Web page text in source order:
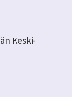
Keski-